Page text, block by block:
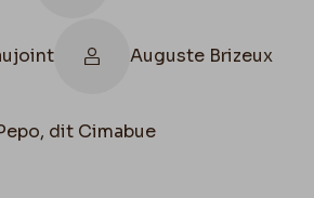
Auguste Brizeux
dit Cimabue